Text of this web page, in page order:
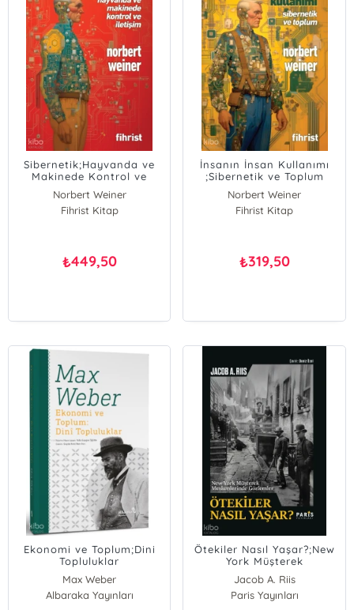
Sibernetik;Hayvanda ve
Makinede Kontrol ve
İletişim
Norbert Weiner
Fihrist Kitap
₺449,50
İnsanın İnsan Kullanımı
;Sibernetik ve Toplum
Norbert Weiner
Fihrist Kitap
₺319,50
Ekonomi ve Toplum;Dini
Topluluklar
Max Weber
Albaraka Yayınları
Ötekiler Nasıl Yaşar?;New
York Müşterek
Meskenlerinde Gözlemler
Jacob A. Riis
Paris Yayınları